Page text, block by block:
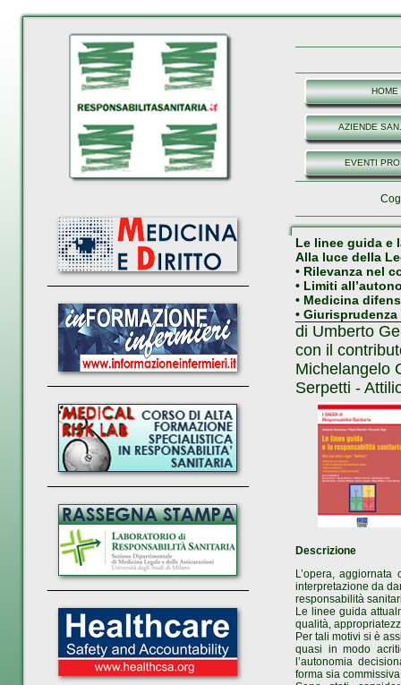
HOME
AZIENDE
EVENTI
_________________________
_________________________
_________________________
_________________________
Le linee guida e
Alla luce della
• Rilevanza nel
• Limiti
• Medicina
•
di Umberto
con il
Michelangelo
Serpetti -
Descrizione
L’opera,
interpretazione da
responsabilità
Le linee guida
qualità,
Per tali motivi si è
quasi in modo
l’autonomia
forma sia